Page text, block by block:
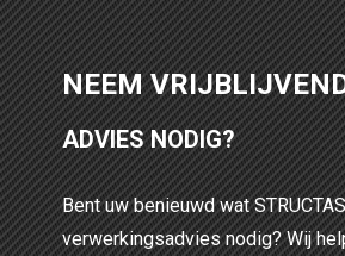
NEEM
ADVIES NODIG?
Bent uw benieuwd wat
verwerkingsadvies nodig? Wij